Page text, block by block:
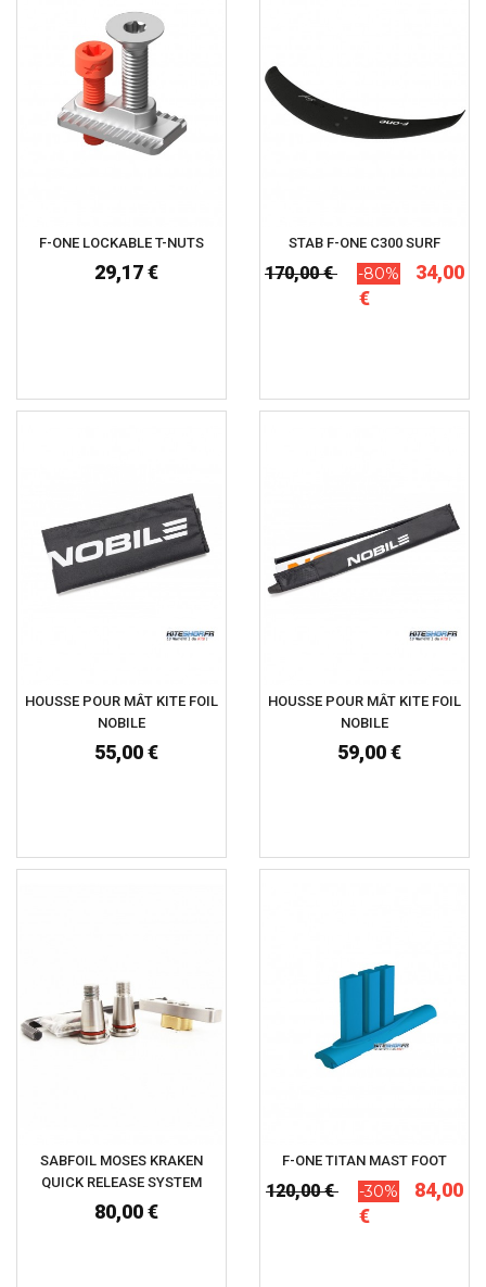
F-ONE LOCKABLE T-NUTS
29,17 €
STAB F-ONE C300 SURF
170,00 € -80%
34,00
€
HOUSSE POUR MÂT KITE FOIL
NOBILE
55,00 €
HOUSSE POUR MÂT KITE FOIL
NOBILE
59,00 €
SABFOIL MOSES KRAKEN
QUICK RELEASE SYSTEM
80,00 €
F-ONE TITAN MAST FOOT
120,00 € -30%
84,00
€